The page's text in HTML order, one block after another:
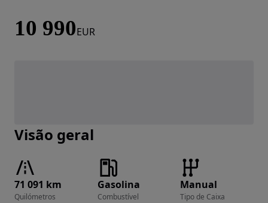
10 990EUR
Visão geral
71 091 km
Quilómetros
Gasolina
Combustível
Manual
Tipo de Caixa